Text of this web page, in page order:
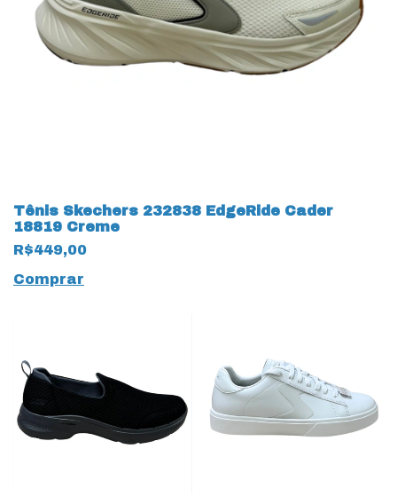
Tênis Skechers 232838 EdgeRide Cader
18819 Creme
R$449,00
Comprar